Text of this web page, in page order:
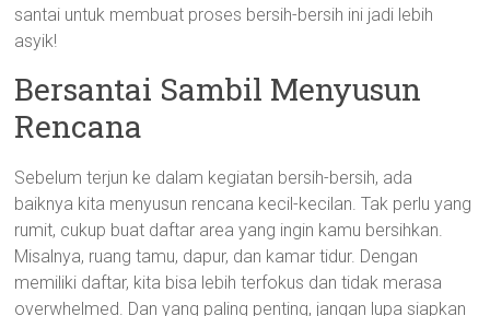
santai untuk membuat proses bersih-bersih ini jadi lebih
asyik!
Bersantai Sambil Menyusun
Rencana
Sebelum terjun ke dalam kegiatan bersih-bersih, ada
baiknya kita menyusun rencana kecil-kecilan. Tak perlu yang
rumit, cukup buat daftar area yang ingin kamu bersihkan.
Misalnya, ruang tamu, dapur, dan kamar tidur. Dengan
memiliki daftar, kita bisa lebih terfokus dan tidak merasa
overwhelmed. Dan yang paling penting, jangan lupa siapkan